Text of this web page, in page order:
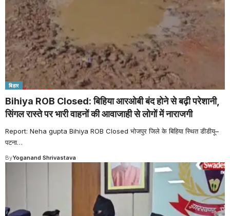
बिहार
Bihiya ROB Closed: बिहिया आरओबी बंद होने से बढ़ी परेशानी,
सिंगल रास्ते पर भारी वाहनों की आवाजाही से लोगों में नाराजगी
Report: Neha gupta Bihiya ROB Closed भोजपुर जिले के बिहिया स्थित डीडीयू–
पटना…
ByYoganand Shrivastava